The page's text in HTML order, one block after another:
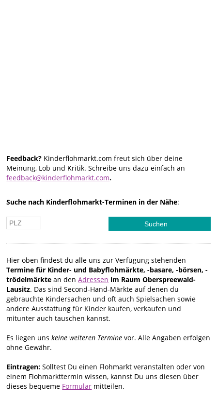
Feedback? Kinderflohmarkt.com freut sich über deine
Meinung, Lob und Kritik. Schreibe uns dazu einfach an
feedback@kinderflohmarkt.com.
Suche nach Kinderflohmarkt-Terminen in der Nähe:
Hier oben findest du alle uns zur Verfügung stehenden
Termine für Kinder- und Babyflohmärkte, -basare, -börsen, -
trödelmärkte an denAdressen im Raum Oberspreewald-
Lausitz. Das sind Second-Hand-Märkte auf denen du
gebrauchte Kindersachen und oft auch Spielsachen sowie
andere Ausstattung für Kinder kaufen, verkaufen und
mitunter auch tauschen kannst.
Es liegen unskeine weiteren Termine vor. Alle Angaben erfolgen
ohne Gewähr.
Eintragen:Solltest Du einen Flohmarkt veranstalten oder von
einem Flohmarkttermin wissen, kannst Du uns diesen über
dieses bequeme Formular mitteilen.